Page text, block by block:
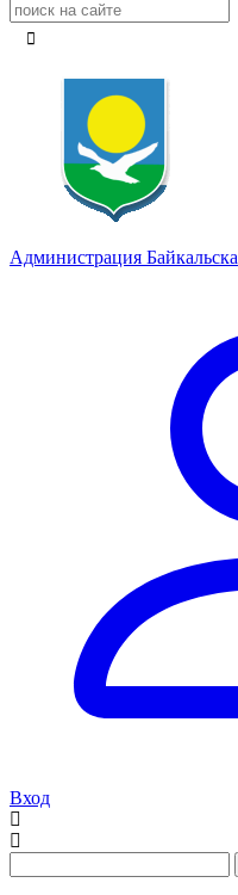
Администрация Байкальска
Вход